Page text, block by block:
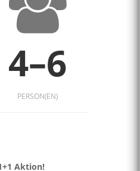
4–6
PERSON(EN)
Aktion!